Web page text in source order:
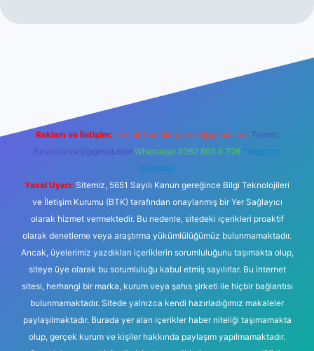
Reklam ve İletişim: E-mail: backlinkpaneli@gmail.com Teams:
forumhizmeti@gmail.com Whatsapp: 0262 606 0 726 Telegram:
@karabul
Yasal Uyarı: Sitemiz, 5651 Sayılı Kanun gereğince Bilgi Teknolojileri
ve İletişim Kurumu (BTK) tarafından onaylanmış bir Yer Sağlayıcı
olarak hizmet vermektedir. Bu nedenle, sitedeki içerikleri proaktif
olarak denetleme veya araştırma yükümlülüğümüz bulunmamaktadır.
Ancak, üyelerimiz yazdıkları içeriklerin sorumluluğunu taşımakta olup,
siteye üye olarak bu sorumluluğu kabul etmiş sayılırlar. Bu internet
sitesi, herhangi bir marka, kurum veya şahıs şirketi ile hiçbir bağlantısı
bulunmamaktadır. Sitede yalnızca kendi hazırladığımız makaleler
paylaşılmaktadır. Burada yer alan içerikler haber niteliği taşımamakta
olup, gerçek kurum ve kişiler hakkında paylaşım yapılmamaktadır.